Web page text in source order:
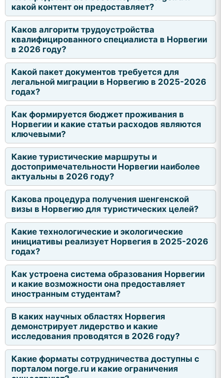
какой контент он предоставляет?
Каков алгоритм трудоустройства
квалифицированного специалиста в Норвегии
в 2026 году?
Какой пакет документов требуется для
легальной миграции в Норвегию в 2025-2026
годах?
Как формируется бюджет проживания в
Норвегии и какие статьи расходов являются
ключевыми?
Какие туристические маршруты и
достопримечательности Норвегии наиболее
актуальны в 2026 году?
Какова процедура получения шенгенской
визы в Норвегию для туристических целей?
Какие технологические и экологические
инициативы реализует Норвегия в 2025-2026
годах?
Как устроена система образования Норвегии
и какие возможности она предоставляет
иностранным студентам?
В каких научных областях Норвегия
демонстрирует лидерство и какие
исследования проводятся в 2026 году?
Какие форматы сотрудничества доступны с
порталом norge.ru и какие ограничения